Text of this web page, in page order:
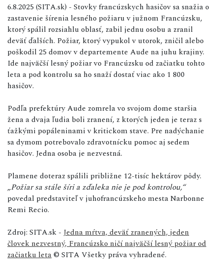
6.8.2025 (SITA.sk) - Stovky francúzskych hasičov sa snažia o
zastavenie šírenia lesného požiaru v južnom Francúzsku,
ktorý spálil rozsiahlu oblasť, zabil jednu osobu a zranil
deväť ďalších. Požiar, ktorý vypukol v utorok, zničil alebo
poškodil 25 domov v departemente Aude na juhu krajiny.
Ide najväčší lesný požiar vo Francúzsku od začiatku tohto
leta a pod kontrolu sa ho snaží dostať viac ako 1 800
hasičov.
Podľa prefektúry Aude zomrela vo svojom dome staršia
žena a dvaja ľudia boli zranení, z ktorých jeden je teraz s
ťažkými popáleninami v kritickom stave. Pre nadýchanie
sa dymom potrebovalo zdravotnícku pomoc aj sedem
hasičov. Jedna osoba je nezvestná.
Plamene doteraz spálili približne 12-tisíc hektárov pôdy.
„Požiar sa stále šíri a zďaleka nie je pod kontrolou,“
povedal predstaviteľ v juhofrancúzskeho mesta Narbonne
Remi Recio.
Zdroj: SITA.sk - Jedna mŕtva, deväť zranených, jeden
človek nezvestný, Francúzsko ničí najväčší lesný požiar od
začiatku leta© SITA Všetky práva vyhradené.